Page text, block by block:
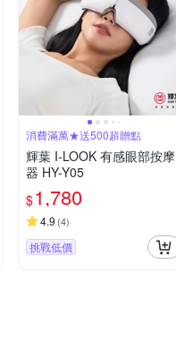
消費滿萬★送500超贈點
輝葉 I-LOOK 有感眼部按摩
器 HY-Y05
$1,780
4.9 (4)
挑戰低價